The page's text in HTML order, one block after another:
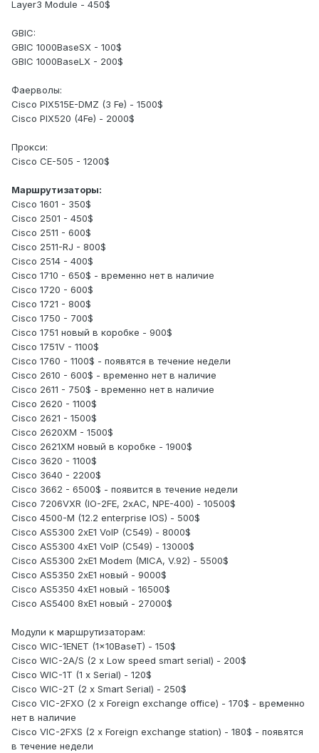
Layer3 Module - 450$
GBIC:
GBIC 1000BaseSX - 100$
GBIC 1000BaseLX - 200$
Фаерволы:
Cisco PIX515E-DMZ (3 Fe) - 1500$
Cisco PIX520 (4Fe) - 2000$
Прокси:
Cisco CE-505 - 1200$
Маршрутизаторы:
Cisco 1601 - 350$
Cisco 2501 - 450$
Cisco 2511 - 600$
Cisco 2511-RJ - 800$
Cisco 2514 - 400$
Cisco 1710 - 650$ - временно нет в наличие
Cisco 1720 - 600$
Cisco 1721 - 800$
Cisco 1750 - 700$
Cisco 1751 новый в коробке - 900$
Cisco 1751V - 1100$
Cisco 1760 - 1100$ - появятся в течение недели
Cisco 2610 - 600$ - временно нет в наличие
Cisco 2611 - 750$ - временно нет в наличие
Cisco 2620 - 1100$
Cisco 2621 - 1500$
Cisco 2620XM - 1500$
Cisco 2621XM новый в коробке - 1900$
Cisco 3620 - 1100$
Cisco 3640 - 2200$
Cisco 3662 - 6500$ - появится в течение недели
Cisco 7206VXR (IO-2FE, 2xAC, NPE-400) - 10500$
Cisco 4500-M (12.2 enterprise IOS) - 500$
Cisco AS5300 2xE1 VoIP (C549) - 8000$
Cisco AS5300 4xE1 VoIP (C549) - 13000$
Cisco AS5300 2xE1 Modem (MICA, V.92) - 5500$
Cisco AS5350 2xE1 новый - 9000$
Cisco AS5350 4xE1 новый - 16500$
Cisco AS5400 8xE1 новый - 27000$
Модули к маршрутизаторам:
Cisco WIC-1ENET (1x10BaseT) - 150$
Cisco WIC-2A/S (2 x Low speed smart serial) - 200$
Cisco WIC-1T (1 x Serial) - 120$
Cisco WIC-2T (2 x Smart Serial) - 250$
Cisco VIC-2FXO (2 x Foreign exchange office) - 170$ - временно
нет в наличие
Cisco VIC-2FXS (2 x Foreign exchange station) - 180$ - появятся
в течение недели